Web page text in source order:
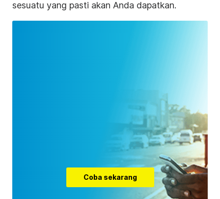
sesuatu yang pasti akan Anda dapatkan.
Coba sekarang